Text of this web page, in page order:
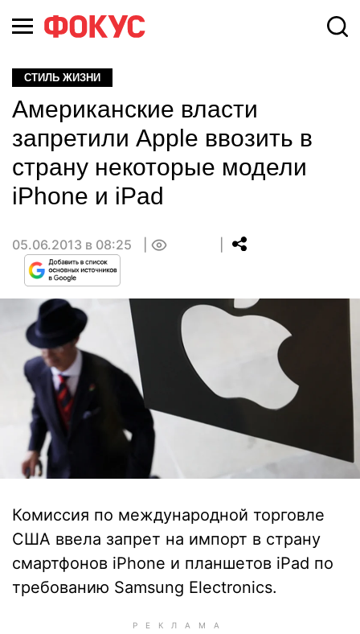
СТИЛЬ ЖИЗНИ
Американские власти
запретили Apple ввозить в
страну некоторые модели
iPhone и iPad
05.06.2013 в 08:25
Комиссия по международной торговле
США ввела запрет на импорт в страну
смартфонов iPhone и планшетов iPad по
требованию Samsung Electronics.